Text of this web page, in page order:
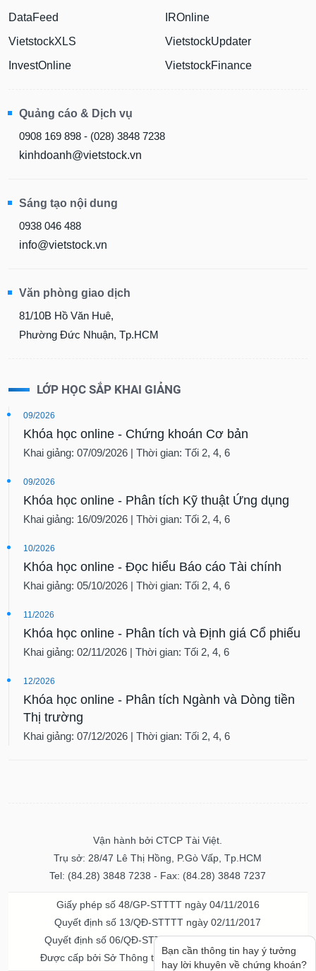
DataFeed
VietstockXLS
InvestOnline
IROnline
VietstockUpdater
VietstockFinance
Quảng cáo & Dịch vụ
0908 169 898 - (028) 3848 7238
kinhdoanh@vietstock.vn
Sáng tạo nội dung
0938 046 488
info@vietstock.vn
Văn phòng giao dịch
81/10B Hồ Văn Huê,
Phường Đức Nhuận, Tp.HCM
LỚP HỌC SẮP KHAI GIẢNG
09/2026
Khóa học online - Chứng khoán Cơ bản
Khai giảng: 07/09/2026 | Thời gian: Tối 2, 4, 6
09/2026
Khóa học online - Phân tích Kỹ thuật Ứng dụng
Khai giảng: 16/09/2026 | Thời gian: Tối 2, 4, 6
10/2026
Khóa học online - Đọc hiểu Báo cáo Tài chính
Khai giảng: 05/10/2026 | Thời gian: Tối 2, 4, 6
11/2026
Khóa học online - Phân tích và Định giá Cổ phiếu
Khai giảng: 02/11/2026 | Thời gian: Tối 2, 4, 6
12/2026
Khóa học online - Phân tích Ngành và Dòng tiền
Thị trường
Khai giảng: 07/12/2026 | Thời gian: Tối 2, 4, 6
Vận hành bởi CTCP Tài Việt.
Trụ sở: 28/47 Lê Thị Hồng, P.Gò Vấp, Tp.HCM
Tel: (84.28) 3848 7238 - Fax: (84.28) 3848 7237
Giấy phép số 48/GP-STTTT ngày 04/11/2016
Quyết định số 13/QĐ-STTTT ngày 02/11/2017
Quyết định số 06/QĐ-STTTT-ICP ngày 20/07/2023
Được cấp bởi Sở Thông tin và Truyền thông TPHCM
Bạn cần thông tin hay ý tưởng
hay lời khuyên về chứng khoán?